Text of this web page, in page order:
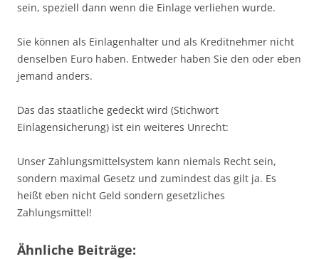
sein, speziell dann wenn die Einlage verliehen wurde.
Sie können als Einlagenhalter und als Kreditnehmer nicht
denselben Euro haben. Entweder haben Sie den oder eben
jemand anders.
Das das staatliche gedeckt wird (Stichwort
Einlagensicherung) ist ein weiteres Unrecht:
Unser Zahlungsmittelsystem kann niemals Recht sein,
sondern maximal Gesetz und zumindest das gilt ja. Es
heißt eben nicht Geld sondern gesetzliches
Zahlungsmittel!
Ähnliche Beiträge: